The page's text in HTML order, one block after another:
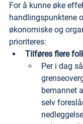
For å kunne øke
handlingspunktene
økonomiske og
prioriteres:
Tilføres flere
Per i dag
bemannet
selv